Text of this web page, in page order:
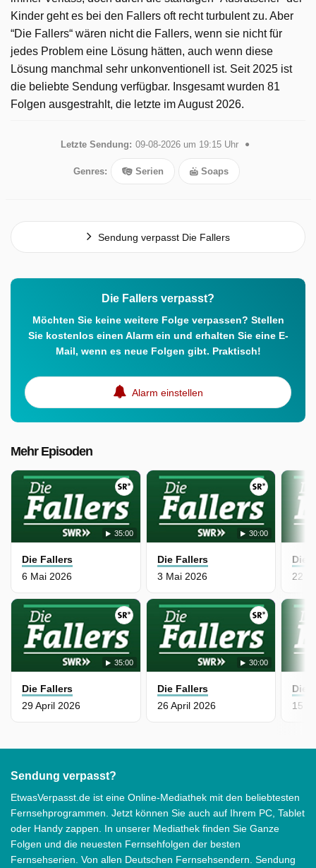
Kinder geht es bei den Fallers oft recht turbulent zu. Aber
“Die Fallers“ wären nicht die Fallers, wenn sie nicht für
jedes Problem eine Lösung hätten, auch wenn diese
Lösung manchmal sehr unkonventionell ist. Seit 2025 ist
die beliebte Sendung verfügbar. Insgesamt wurden 81
Folgen ausgestrahlt, die letzte im August 2026.
Letzte Sendung: 09-08-2026 um 19:15 Uhr
Genres: Serien Soaps
Sendung verpasst Die Fallers
Die Fallers verpasst?
Möchten Sie keine weitere Folge verpassen? Stellen
Sie kostenlos einen Alarm ein und erhalten Sie eine E-
Mail, wenn es neue Folgen gibt. Praktisch!
Alarm einstellen
Mehr Episoden
35:00
Die Fallers
6 Mai 2026
30:00
Die Fallers
3 Mai 2026
35:00
Die Fallers
29 April 2026
30:00
Die Fallers
26 April 2026
Die
22
Die
15
Sendung verpasst?
EtwasVerpasst.de ist eine Online-Mediathek mit den beliebtesten
Fernsehprogrammen. Jetzt können Sie auch auf Ihrem PC, Tablet
oder Handy zappen. In unserer Mediathek finden Sie Ganze
Folgen und die neuesten Fernsehfolgen der besten
Fernsehserien. Von allen Deutschen Fernsehsendern. Sendung